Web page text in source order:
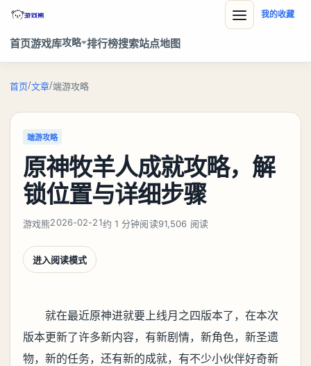
首页游戏库攻略 排行榜搜索站点地图
我的收藏
首页/文章/端游攻略
端游攻略
原神牧羊人成就攻略，解
锁位置与详细步骤
游戏熊2026-02-21约 1 分钟阅读91,506 阅读
进入阅读模式
就在最近原神进就要上线月之四版本了，在本次
版本更新了许多新内容，有新剧情，新角色，新圣遗
物，新的任务，还有新的成就，有不少小伙伴好奇新